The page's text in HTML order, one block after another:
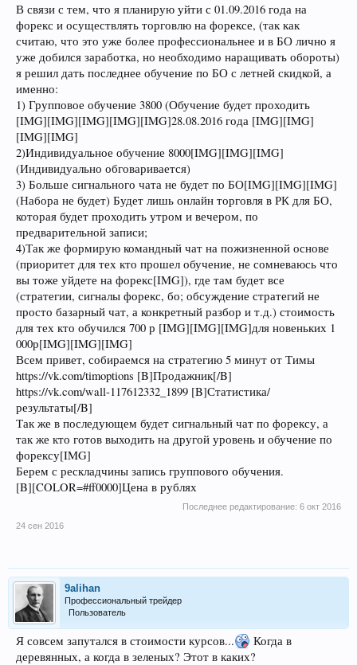
В связи с тем, что я планирую уйти с 01.09.2016 года на
форекс и осуществлять торговлю на форексе, (так как
считаю, что это уже более профессиональнее и в БО лично я
уже добился заработка, но необходимо наращивать обороты)
я решил дать последнее обучение по БО с летней скидкой, а
именно:
1) Групповое обучение 3800 (Обучение будет проходить
[IMG][IMG][IMG][IMG][IMG]28.08.2016 года [IMG][IMG]
[IMG][IMG]
2)Индивидуальное обучение 8000[IMG][IMG][IMG]
(Индивидуально обговаривается)
3) Больше сигнального чата не будет по БО[IMG][IMG][IMG]
(Набора не будет) Будет лишь онлайн торговля в РК для БО,
которая будет проходить утром и вечером, по
предварительной записи;
4)Так же формирую командный чат на пожизненной основе
(приоритет для тех кто прошел обучение, не сомневаюсь что
вы тоже уйдете на форекс[IMG]), где там будет все
(стратегии, сигналы форекс, бо; обсуждение стратегий не
просто базарный чат, а конкретный разбор и т.д.) стоимость
для тех кто обучился 700 р [IMG][IMG][IMG]для новеньких 1
000р[IMG][IMG][IMG]
Всем привет, собираемся на стратегию 5 минут от Тимы
https://vk.com/timoptions [B]Продажник[/B]
https://vk.com/wall-117612332_1899 [B]Статистика/
результаты[/B]
Так же в последующем будет сигнальный чат по форексу, а
так же кто готов выходить на другой уровень и обучение по
форексу[IMG]
Берем с рескладчины запись группового обучения.
[B][COLOR=#ff0000]Цена в рублях
Последнее редактирование: 6 окт 2016
24 сен 2016
9alihan
Профессиональный трейдер
Пользователь
Я совсем запутался в стоимости курсов...
Когда в
деревянных, а когда в зеленых? Этот в каких?